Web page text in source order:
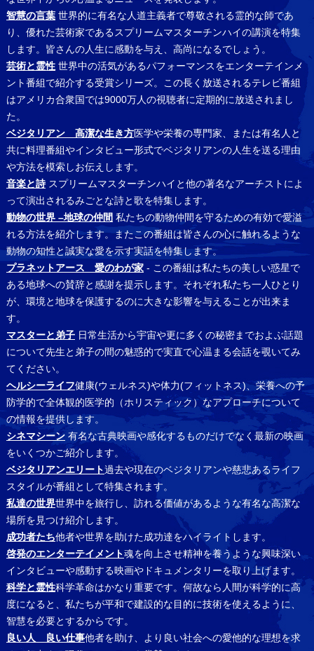
智慧の言葉 世界的に有名な人道主義者で尊敬される霊的な師であ
り、優れた芸術家であるスプリームマスターチンハイの講演を特集
します。皆さんの人生に感動を与え、高尚になるでしょう。
芸術と霊性 世界中の活気があるパフォーマンスをエンターテインメ
ント番組で紹介する受賞シリーズ。この長く放送されるテレビ番組
はアメリカ合衆国では9000万人の視聴者に定期的に放送されまし
た。
ベジタリアン 高潔な生き方医学や栄養の専門家、または有名人と
共に料理番組やインタビュー形式でベジタリアンの人生を送る理由
や方法を模索しお伝えします。
音楽と詩スプリームマスターチンハイと他の著名なアーチストによ
って演出されるみごとな詩と歌を特集します。
動物の世界 –地球の仲間 私たちの動物仲間を守るための有効で愛溢
れる方法を紹介します。またこの番組は皆さんの心に触れるような
動物の知性と誠実な愛を示す実話を特集します。
プラネットアース 愛のわが家 - この番組は私たちの美しい惑星で
ある地球への賛辞と感謝を提示します。それぞれ私たち一人ひとり
が、環境と地球を保護するのに大きな影響を与えることが出来ま
す。
マスターと弟子 日常生活から宇宙や更に多くの秘密までおよぶ話題
について先生と弟子の間の魅惑的で実直で心温まる会話を覗いてみ
てください。
ヘルシーライフ健康(ウェルネス)や体力(フィットネス)、栄養への予
防学的で全体観的医学的（ホリスティック）なアプローチについて
の情報を提供します。
シネマシーン 有名な古典映画や感化するものだけでなく最新の映画
をいくつかご紹介します。
ベジタリアンエリート過去や現在のベジタリアンや慈悲あるライフ
スタイルが番組として特集されます。
私達の世界世界中を旅行し、訪れる価値があるような有名な高潔な
場所を見つけ紹介します。
成功者たち他者や世界を助けた成功達をハイライトします。
啓発のエンターテイメント魂を向上させ精神を養うような興味深い
インタビューや感動する映画やドキュメンタリーを取り上げます。
科学と霊性科学革命はかなり重要です。何故なら人間が科学的に高
度になると、私たちが平和で建設的な目的に技術を使えるように、
智慧を必要とするからです。
良い人 良い仕事他者を助け、より良い社会への愛他的な理想を求